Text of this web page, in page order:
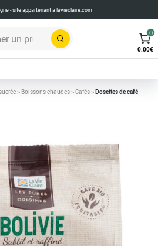
- site appartenant àlavieclaire.com
Rechercher
0
0.00€
> Boissons chaudes>Cafés>Dosettes de café